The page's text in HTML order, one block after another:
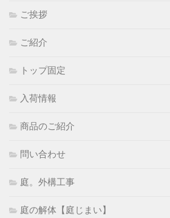
ご挨拶
ご紹介
トップ固定
入荷情報
商品のご紹介
問い合わせ
庭。外構工事
庭の解体【庭じまい】